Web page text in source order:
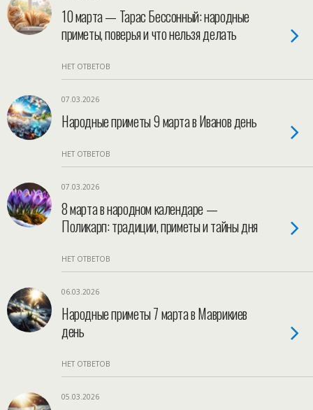
10 марта — Тарас Бессонный: народные
приметы, поверья и что нельзя делать
НЕТ ОТВЕТОВ
07.03.2026
Народные приметы 9 марта в Иванов день
НЕТ ОТВЕТОВ
07.03.2026
8 марта в народном календаре —
Поликарп: традиции, приметы и тайны дня
НЕТ ОТВЕТОВ
06.03.2026
Народные приметы 7 марта в Маврикиев
день
НЕТ ОТВЕТОВ
05.03.2026